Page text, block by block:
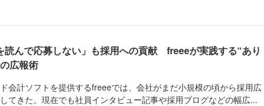
読んで応募しない」も採用への貢献 freeeが実践する“あり
広報術
会計ソフトを提供するfreeeでは、会社がまだ小規模の頃から採用広
てきた。現在でも社員インタビュー記事や採用ブログなどの幅広...